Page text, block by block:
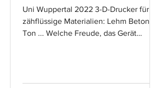
Uni Wuppertal 2022 3-D-Drucker für
zähflüssige Materialien: Lehm Beton
Ton ... Welche Freude, das Gerät